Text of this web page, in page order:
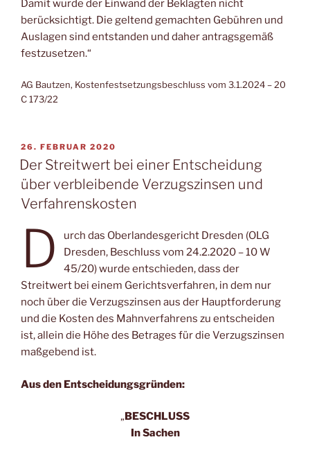
Damit wurde der Einwand der Beklagten nicht
berücksichtigt. Die geltend gemachten Gebühren und
Auslagen sind entstanden und daher antragsgemäß
festzusetzen.“
AG Bautzen, Kostenfestsetzungsbeschluss vom 3.1.2024 – 20
C 173/22
VERÖFFENTLICHT
AM
26. FEBRUAR 2020
Der Streitwert bei einer Entscheidung
über verbleibende Verzugszinsen und
Verfahrenskosten
D
urch das Oberlandesgericht Dresden (OLG
Dresden, Beschluss vom 24.2.2020 – 10 W
45/20) wurde entschieden, dass der
Streitwert bei einem Gerichtsverfahren, in dem nur
noch über die Verzugszinsen aus der Hauptforderung
und die Kosten des Mahnverfahrens zu entscheiden
ist, allein die Höhe des Betrages für die Verzugszinsen
maßgebend ist.
Aus den Entscheidungsgründen:
„BESCHLUSS
In Sachen